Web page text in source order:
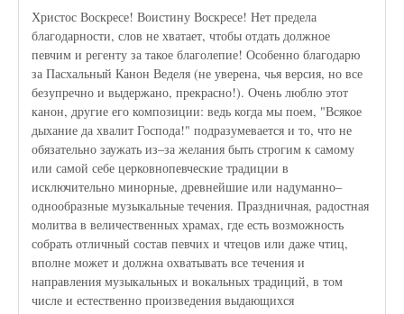
Христос Воскресе! Воистину Воскресе! Нет предела
благодарности, слов не хватает, чтобы отдать должное
певчим и регенту за такое благолепие! Особенно благодарю
за Пасхальный Канон Веделя (не уверена, чья версия, но все
безупречно и выдержано, прекрасно!). Очень люблю этот
канон, другие его композиции: ведь когда мы поем, "Всякое
дыхание да хвалит Господа!" подразумевается и то, что не
обязательно заужать из–за желания быть строгим к самому
или самой себе церковнопевческие традиции в
исключительно минорные, древнейшие или надуманно–
однообразные музыкальные течения. Праздничная, радостная
молитва в величественных храмах, где есть возможность
собрать отличный состав певчих и чтецов или даже чтиц,
вполне может и должна охватывать все течения и
направления музыкальных и вокальных традиций, в том
числе и естественно произведения выдающихся